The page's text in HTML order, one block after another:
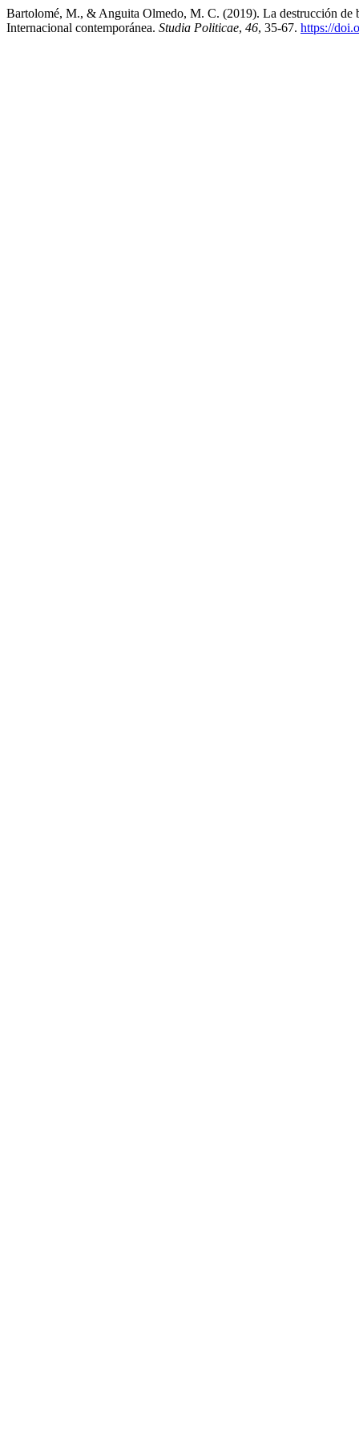
Bartolomé, M., & Anguita Olmedo, M. C. (2019). La destrucción de
Internacional contemporánea. Studia Politicae, 46, 35-67. https://